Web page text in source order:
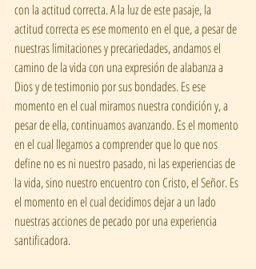
con la actitud correcta. A la luz de este pasaje, la
actitud correcta es ese momento en el que, a pesar de
nuestras limitaciones y precariedades, andamos el
camino de la vida con una expresión de alabanza a
Dios y de testimonio por sus bondades. Es ese
momento en el cual miramos nuestra condición y, a
pesar de ella, continuamos avanzando. Es el momento
en el cual llegamos a comprender que lo que nos
define no es ni nuestro pasado, ni las experiencias de
la vida, sino nuestro encuentro con Cristo, el Señor. Es
el momento en el cual decidimos dejar a un lado
nuestras acciones de pecado por una experiencia
santificadora.